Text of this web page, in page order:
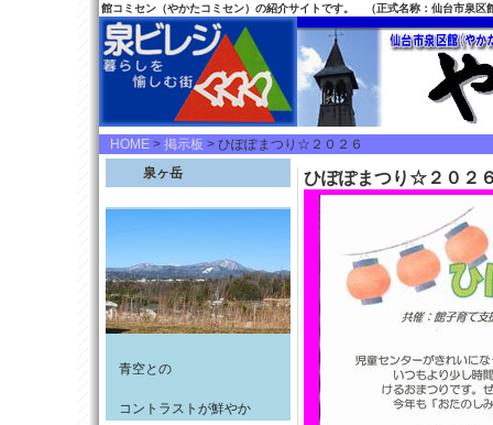
館コミセン（やかたコミセン）の紹介サイトです。 （正式名称：仙台市泉区
HOME > 掲示板 > ひぽぽまつり☆２０２６
ひぽぽまつり☆２０２
泉ヶ岳
青空との
コントラストが鮮やか